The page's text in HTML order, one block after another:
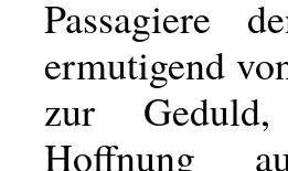
Passagiere
ermutigend
zur
Hoffnung